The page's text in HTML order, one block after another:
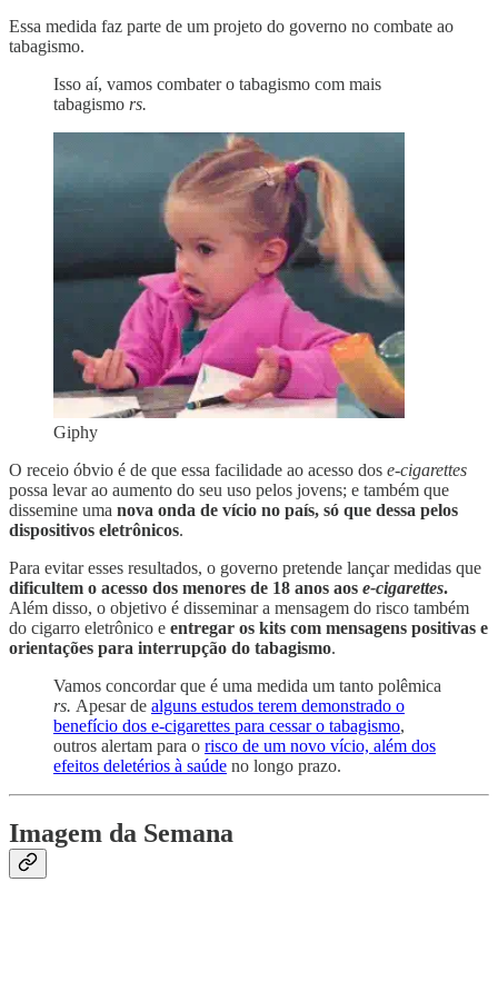
Essa medida faz parte de um projeto do governo no combate ao
tabagismo.
Isso aí, vamos combater o tabagismo com mais
tabagismo rs.
Giphy
O receio óbvio é de que essa facilidade ao acesso dos e-cigarettes
possa levar ao aumento do seu uso pelos jovens; e também que
dissemine uma nova onda de vício no país, só que dessa pelos
dispositivos eletrônicos.
Para evitar esses resultados, o governo pretende lançar medidas que
dificultem o acesso dos menores de 18 anos aos e-cigarettes.
Além disso, o objetivo é disseminar a mensagem do risco também
do cigarro eletrônico e entregar os kits com mensagens positivas e
orientações para interrupção do tabagismo.
Vamos concordar que é uma medida um tanto polêmica
rs. Apesar de alguns estudos terem demonstrado o
benefício dos e-cigarettes para cessar o tabagismo,
outros alertam para o risco de um novo vício, além dos
efeitos deletérios à saúde no longo prazo.
Imagem da Semana